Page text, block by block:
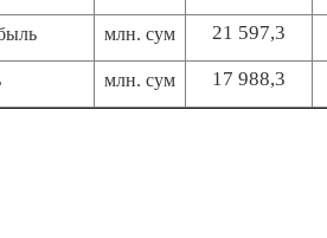
млн. сум 21 597,3
млн. сум 17 988,3